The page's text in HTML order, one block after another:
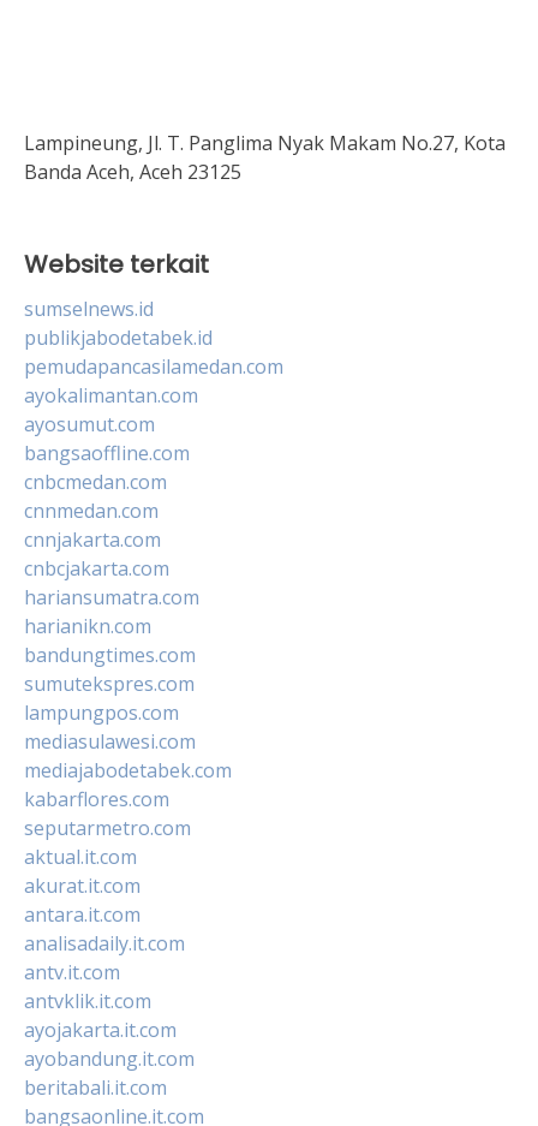
Lampineung, Jl. T. Panglima Nyak Makam No.27, Kota
Banda Aceh, Aceh 23125
Website terkait
sumselnews.id
publikjabodetabek.id
pemudapancasilamedan.com
ayokalimantan.com
ayosumut.com
bangsaoffline.com
cnbcmedan.com
cnnmedan.com
cnnjakarta.com
cnbcjakarta.com
hariansumatra.com
harianikn.com
bandungtimes.com
sumutekspres.com
lampungpos.com
mediasulawesi.com
mediajabodetabek.com
kabarflores.com
seputarmetro.com
aktual.it.com
akurat.it.com
antara.it.com
analisadaily.it.com
antv.it.com
antvklik.it.com
ayojakarta.it.com
ayobandung.it.com
beritabali.it.com
bangsaonline.it.com